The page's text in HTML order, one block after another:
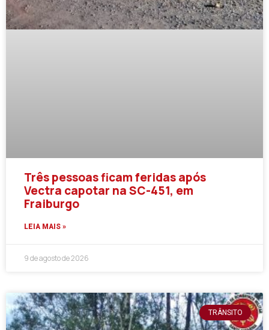
Três pessoas ficam feridas após
Vectra capotar na SC-451, em
Fraiburgo
LEIA MAIS »
9 de agosto de 2026
TRÂNSITO